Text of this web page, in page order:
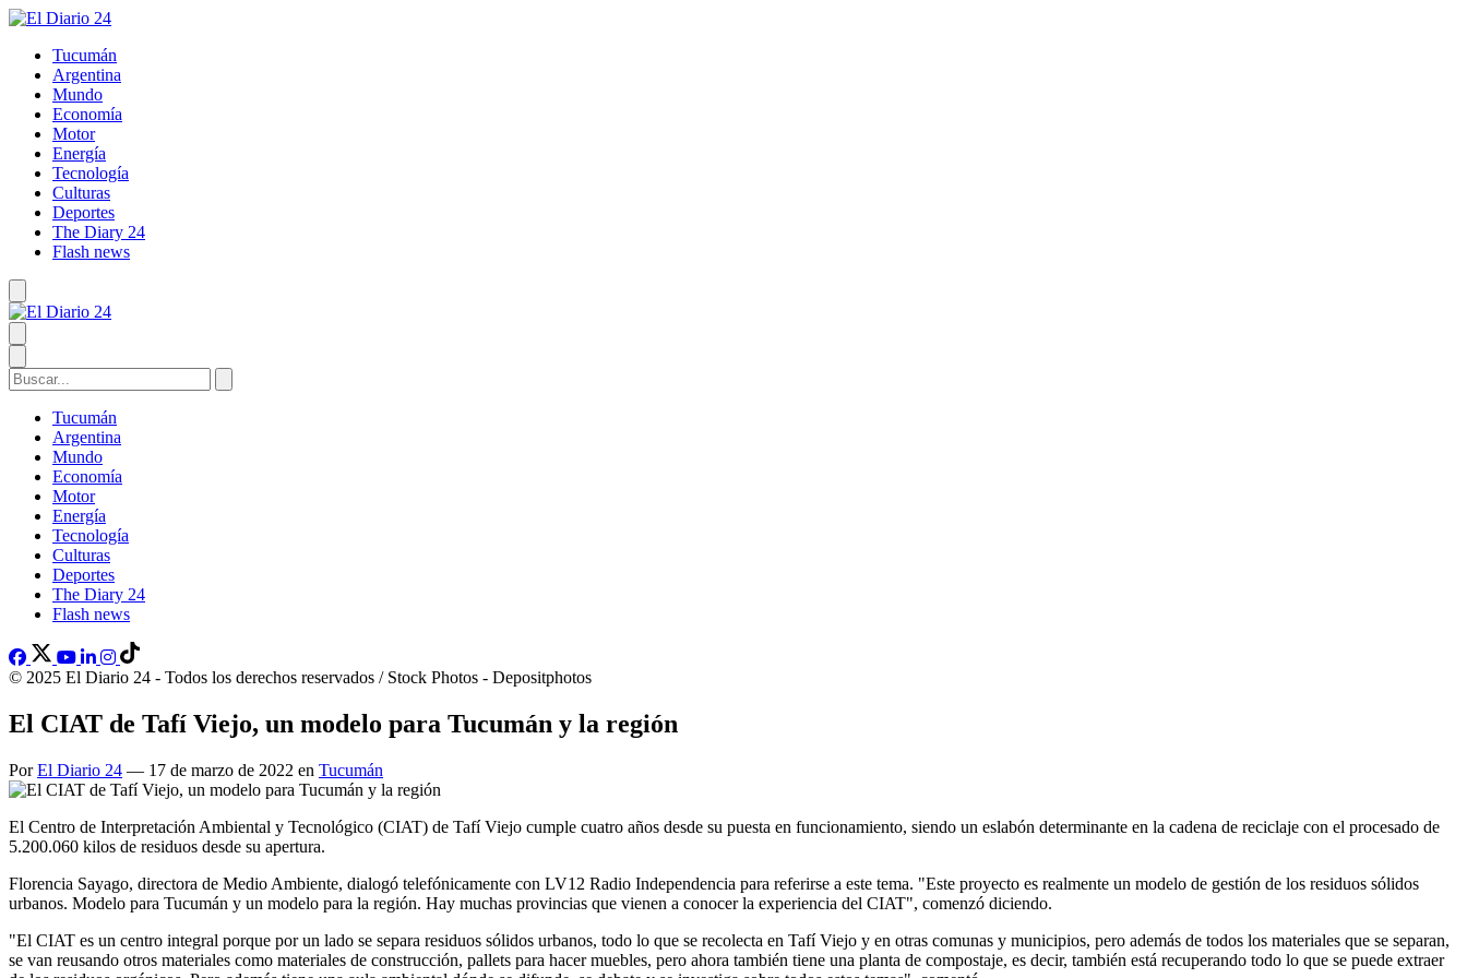
Tucumán
Argentina
Mundo
Economía
Motor
Energía
Tecnología
Culturas
Deportes
The Diary 24
Flash news
Tucumán
Argentina
Mundo
Economía
Motor
Energía
Tecnología
Culturas
Deportes
The Diary 24
Flash news
© 2025 El Diario 24 - Todos los derechos reservados / Stock Photos - Depositphotos
El CIAT de Tafí Viejo, un modelo para Tucumán y la región
PorEl Diario 24 — 17 de marzo de 2022 en Tucumán
El Centro de Interpretación Ambiental y Tecnológico (CIAT) de Tafí Viejo cumple cuatro años desde su puesta en funcionamiento, siendo un eslabón determinante en la cadena de reciclaje con el procesado de
5.200.060 kilos de residuos desde su apertura.
Florencia Sayago, directora de Medio Ambiente, dialogó telefónicamente con LV12 Radio Independencia para referirse a este tema. "Este proyecto es realmente un modelo de gestión de los residuos sólidos
urbanos. Modelo para Tucumán y un modelo para la región. Hay muchas provincias que vienen a conocer la experiencia del CIAT", comenzó diciendo.
"El CIAT es un centro integral porque por un lado se separa residuos sólidos urbanos, todo lo que se recolecta en Tafí Viejo y en otras comunas y municipios, pero además de todos los materiales que se separan,
se van reusando otros materiales como materiales de construcción, pallets para hacer muebles, pero ahora también tiene una planta de compostaje, es decir, también está recuperando todo lo que se puede extraer